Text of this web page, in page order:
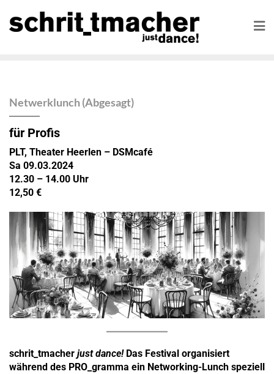
Netwerklunch (Abgesagt)
für Profis
PLT, Theater Heerlen – DSMcafé
Sa 09.03.2024
12.30 – 14.00 Uhr
12,50 €
schrit_tmacher just dance!Das Festival organisiert
während des PRO_gramma ein Networking-Lunch speziell